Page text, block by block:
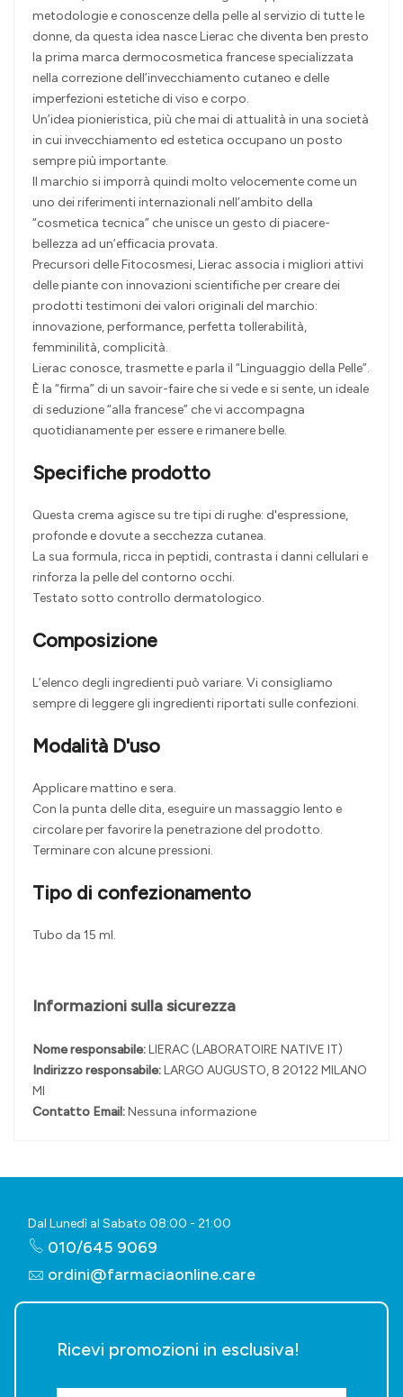
metodologie e conoscenze della pelle al servizio di tutte le
donne, da questa idea nasce Lierac che diventa ben presto
la prima marca dermocosmetica francese specializzata
nella correzione dell’invecchiamento cutaneo e delle
imperfezioni estetiche di viso e corpo.
Un’idea pionieristica, più che mai di attualità in una società
in cui invecchiamento ed estetica occupano un posto
sempre più importante.
Il marchio si imporrà quindi molto velocemente come un
uno dei riferimenti internazionali nell’ambito della
“cosmetica tecnica” che unisce un gesto di piacere-
bellezza ad un’efficacia provata.
Precursori delle Fitocosmesi, Lierac associa i migliori attivi
delle piante con innovazioni scientifiche per creare dei
prodotti testimoni dei valori originali del marchio:
innovazione, performance, perfetta tollerabilità,
femminilità, complicità.
Lierac conosce, trasmette e parla il “Linguaggio della Pelle”.
È la “firma” di un savoir-faire che si vede e si sente, un ideale
di seduzione “alla francese” che vi accompagna
quotidianamente per essere e rimanere belle.
Specifiche prodotto
Questa crema agisce su tre tipi di rughe: d'espressione,
profonde e dovute a secchezza cutanea.
La sua formula, ricca in peptidi, contrasta i danni cellulari e
rinforza la pelle del contorno occhi.
Testato sotto controllo dermatologico.
Composizione
L’elenco degli ingredienti può variare. Vi consigliamo
sempre di leggere gli ingredienti riportati sulle confezioni.
Modalità D'uso
Applicare mattino e sera.
Con la punta delle dita, eseguire un massaggio lento e
circolare per favorire la penetrazione del prodotto.
Terminare con alcune pressioni.
Tipo di confezionamento
Tubo da 15 ml.
Informazioni sulla sicurezza
Nome responsabile:LIERAC (LABORATOIRE NATIVE IT)
Indirizzo responsabile:LARGO AUGUSTO, 8 20122 MILANO
MI
Contatto Email:Nessuna informazione
Dal Lunedì al Sabato 08:00 - 21:00
010/645 9069
ordini@farmaciaonline.care
Ricevi promozioni in esclusiva!